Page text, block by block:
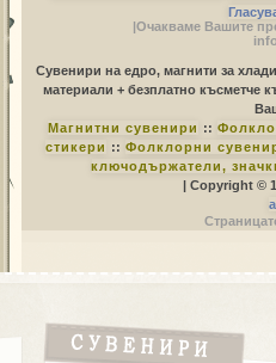
|Очакваме Вашите
Сувенири на едро, магнити за
материали + безплатно късметче
Магнитни сувенири ::
стикери :: Фолклорни
ключодържатели,
| Copyright ©